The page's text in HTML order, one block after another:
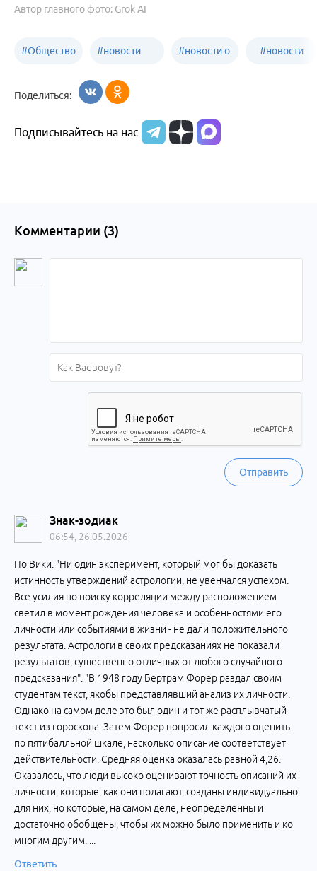
Автор главного фото: Grok AI
#Общество #новости
образования
#новости о
Алтайского
#новости
Поделиться:
Подписывайтесь на нас
Комментарии (3)
Отправить
Знак-зодиак
06:54, 26.05.2026
По Вики: "Ни один эксперимент, который мог бы доказать
истинность утверждений астрологии, не увенчался успехом.
Все усилия по поиску корреляции между расположением
светил в момент рождения человека и особенностями его
личности или событиями в жизни - не дали положительного
результата. Астрологи в своих предсказаниях не показали
результатов, существенно отличных от любого случайного
предсказания". "В 1948 году Бертрам Форер раздал своим
студентам текст, якобы представлявший анализ их личности.
Однако на самом деле это был один и тот же расплывчатый
текст из гороскопа. Затем Форер попросил каждого оценить
по пятибалльной шкале, насколько описание соответствует
действительности. Средняя оценка оказалась равной 4,26.
Оказалось, что люди высоко оценивают точность описаний их
личности, которые, как они полагают, созданы индивидуально
для них, но которые, на самом деле, неопределенны и
достаточно обобщены, чтобы их можно было применить и ко
многим другим. ...
Ответить